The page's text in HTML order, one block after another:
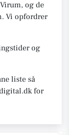
og de
Vi opfordrer
og
liste så
for